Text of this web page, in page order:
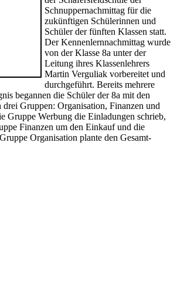
Schnuppernachmittag für die
zukünftigen Schülerinnen und
Schüler der fünften Klassen statt.
Der Kennenlernnachmittag wurde
von der Klasse 8a unter der
Leitung ihres Klassenlehrers
Martin Verguliak vorbereitet und
durchgeführt. Bereits mehrere
begannen die Schüler der 8a mit den
drei Gruppen: Organisation, Finanzen und
Gruppe Werbung die Einladungen schrieb,
Finanzen um den Einkauf und die
Organisation plante den Gesamt-